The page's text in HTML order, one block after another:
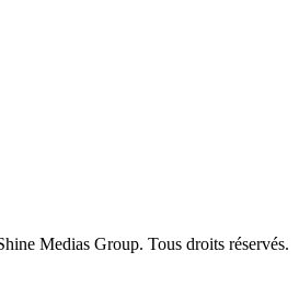
Medias Group. Tous droits réservés.